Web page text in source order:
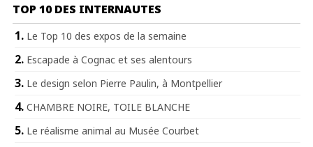
TOP 10 DES INTERNAUTES
Le Top 10 des expos de la semaine
Escapade à Cognac et ses alentours
Le design selon Pierre Paulin, à Montpellier
CHAMBRE NOIRE, TOILE BLANCHE
Le réalisme animal au Musée Courbet